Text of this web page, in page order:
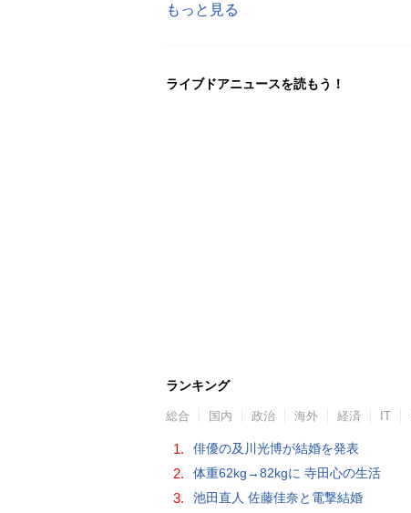
もっと見る
ライブドアニュースを読もう！
ランキング
総合 国内 政治 海外 経済 IT
1. 俳優の及川光博が結婚を発表
2. 体重62kg→82kgに 寺田心の生活
3. 池田直人 佐藤佳奈と電撃結婚